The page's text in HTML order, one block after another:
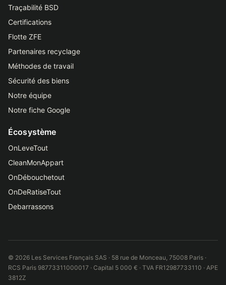
Traçabilité BSD
Certifications
Flotte ZFE
Partenaires recyclage
Méthodes de travail
Sécurité des biens
Notre équipe
Notre fiche Google
Écosystème
OnLeveTout
CleanMonAppart
OnDébouchetout
OnDeRatiseTout
Debarrassons
© 2026 Les Services Français SAS · 58 rue de Monceau, 75008 Paris ·
RCS Paris 98773311000017 · Capital 5 000 € · TVA FR12987733110 · APE
3812Z